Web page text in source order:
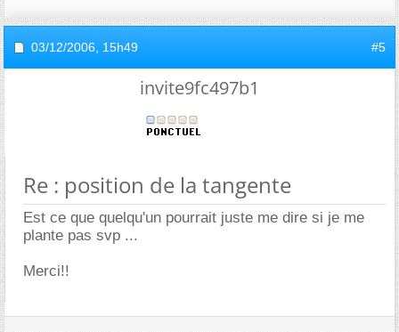
03/12/2006, 15h49 #5
invite9fc497b1
Re : position de la tangente
Est ce que quelqu'un pourrait juste me dire si je me
plante pas svp ...
Merci!!